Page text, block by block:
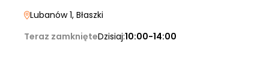
Lubanów 1, Błaszki
Teraz zamknięteDzisiaj:10:00-14:00